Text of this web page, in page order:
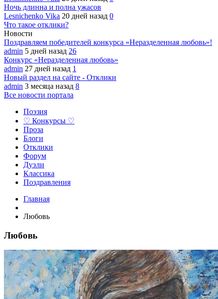
Ночь длинна и полна ужасов
Lesnichenko Vika 20 дней назад 0
Что такое отклики?
Новости
Поздравляем победителей конкурса «Неразделенная любовь»!
admin 5 дней назад 26
Конкурс «Неразделенная любовь»
admin 27 дней назад 1
Новый раздел на сайте - Отклики
admin 3 месяца назад 8
Все новости портала
Поэзия
♡ Конкурсы ♡
Проза
Блоги
Отклики
Форум
Дуэли
Классика
Поздравления
Главная
Любовь
Любовь